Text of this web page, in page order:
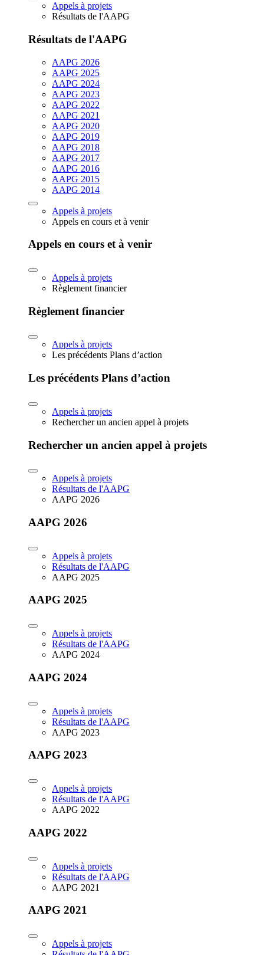
Appels à projets
Résultats de l'AAPG
Résultats de l'AAPG
AAPG 2026
AAPG 2025
AAPG 2024
AAPG 2023
AAPG 2022
AAPG 2021
AAPG 2020
AAPG 2019
AAPG 2018
AAPG 2017
AAPG 2016
AAPG 2015
AAPG 2014
Appels à projets
Appels en cours et à venir
Appels en cours et à venir
Appels à projets
Règlement financier
Règlement financier
Appels à projets
Les précédents Plans d’action
Les précédents Plans d’action
Appels à projets
Rechercher un ancien appel à projets
Rechercher un ancien appel à projets
Appels à projets
Résultats de l'AAPG
AAPG 2026
AAPG 2026
Appels à projets
Résultats de l'AAPG
AAPG 2025
AAPG 2025
Appels à projets
Résultats de l'AAPG
AAPG 2024
AAPG 2024
Appels à projets
Résultats de l'AAPG
AAPG 2023
AAPG 2023
Appels à projets
Résultats de l'AAPG
AAPG 2022
AAPG 2022
Appels à projets
Résultats de l'AAPG
AAPG 2021
AAPG 2021
Appels à projets